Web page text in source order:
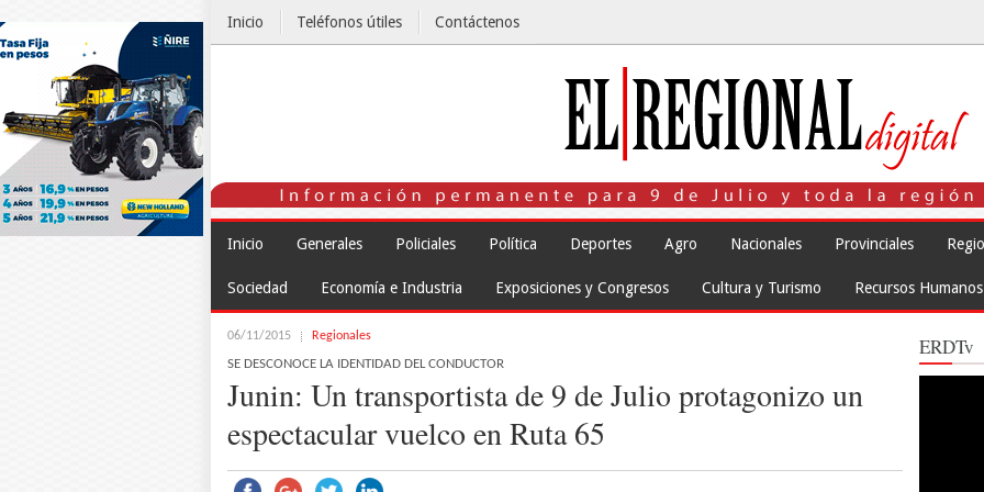
Inicio Teléfonos útiles Contáctenos
Inicio Generales Policiales Política Deportes Agro Nacionales Provinciales
Sociedad Economía e Industria Exposiciones y Congresos Cultura y Turismo Recursos Humanos
06/11/2015 Regionales
SE DESCONOCE LA IDENTIDAD DEL CONDUCTOR
Junin: Un transportista de 9 de Julio protagonizo un
espectacular vuelco en Ruta 65
ERDTv